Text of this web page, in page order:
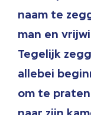
naam te
man en
Tegelijk
allebei
om te